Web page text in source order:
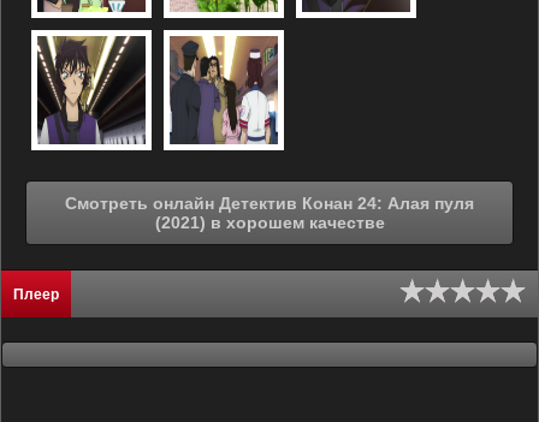
Смотреть онлайн Детектив Конан 24: Алая пуля
(2021) в хорошем качестве
Плеер